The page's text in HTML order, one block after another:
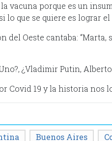
vacuna porque es un
que se quiere es lograr el
del Oeste cantaba:
¿Vladimir Putin,
Covid 19 y la historia nos
Buenos Aires